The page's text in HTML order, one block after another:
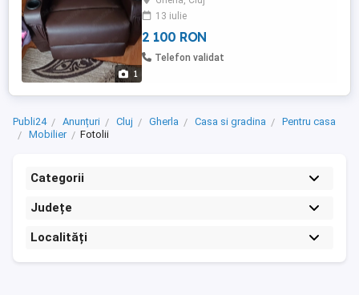
1
negociabil.
13 iulie
2 100 RON
Telefon validat
Publi24 Anunțuri Cluj Gherla Casa si gradina
Pentru casa
Mobilier
Fotolii
Categorii
Județe
Localități